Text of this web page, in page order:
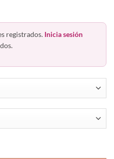
registrados. Inicia sesión